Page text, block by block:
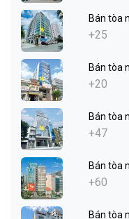
Bán tòa
+25
Bán tòa
+20
Bán tòa
+47
Bán tòa
+60
Bán tòa